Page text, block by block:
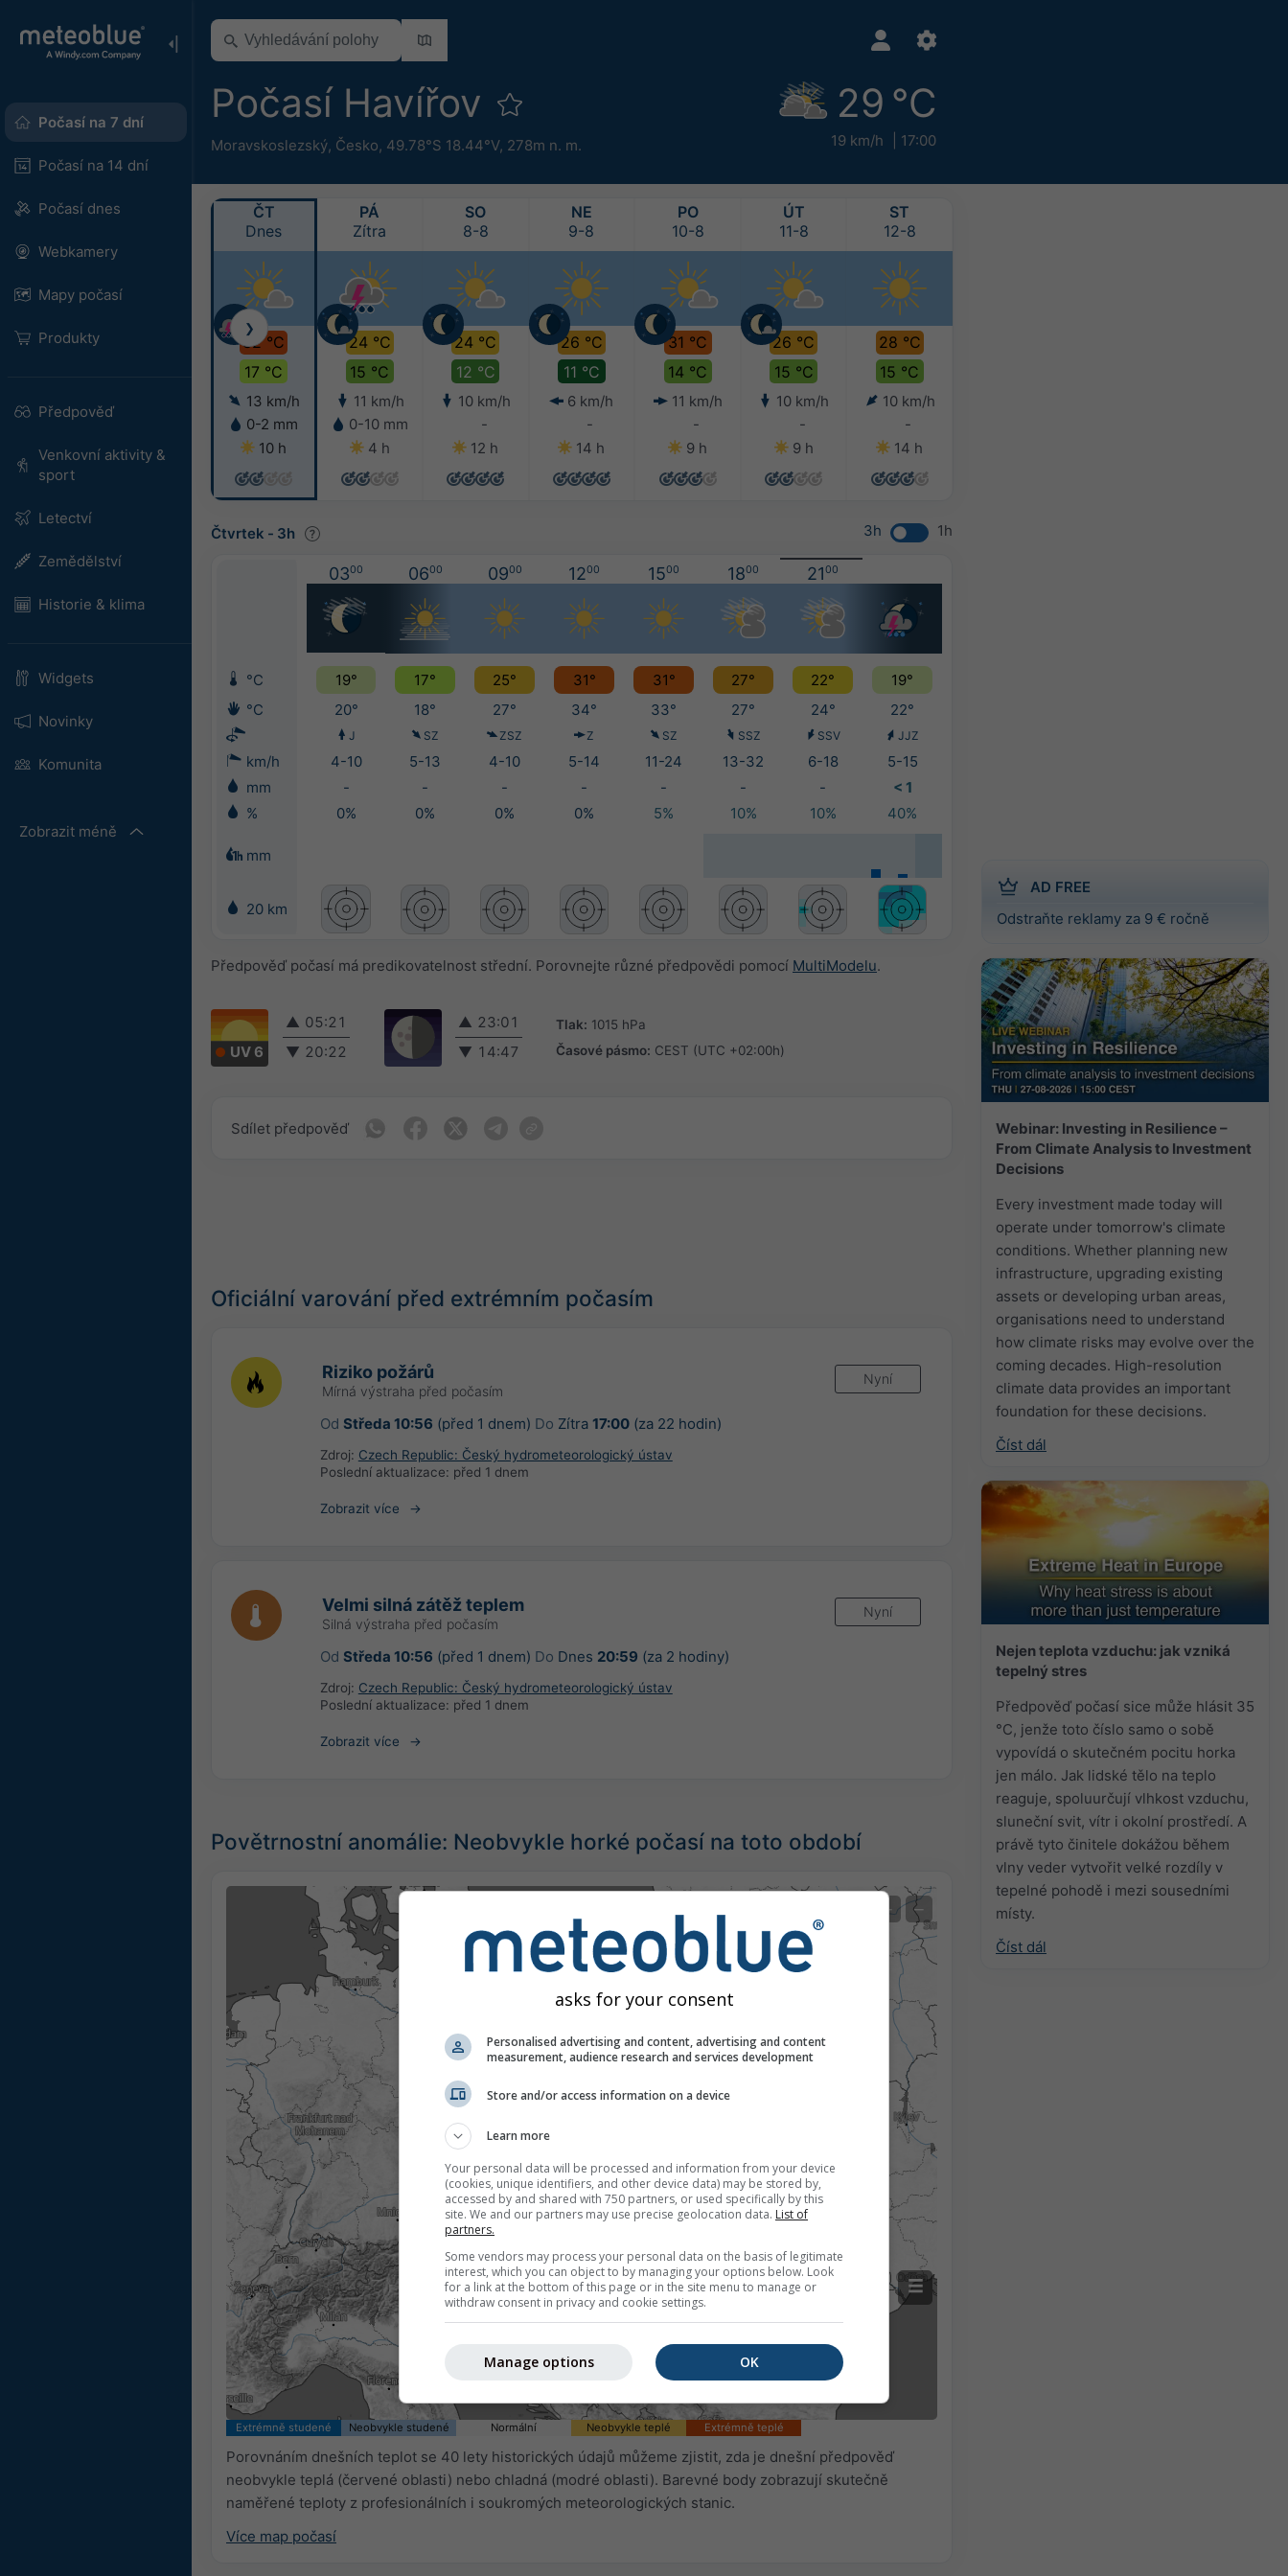
Počasí na 7 dní
Počasí na 14 dní
Počasí dnes
Webkamery
Mapy počasí
Produkty
Předpověď
Venkovní aktivity &
sport
Letectví
Zemědělství
Historie & klima
Widgets
Novinky
Komunita
Zobrazit méně
Počasí Havířov
Moravskoslezský, Česko, 49.78°S 18.44°V, 278m n. m.
29 °C
19 km/h 17:00
AD FREE
Odstraňte reklamy za 9 € ročně
Webinar: Investing in Resilience –
From Climate Analysis to Investment
Decisions
Every investment made today will
operate under tomorrow's climate
conditions. Whether planning new
infrastructure, upgrading existing
assets or developing urban areas,
organisations need to understand
how climate risks may evolve over the
coming decades. High-resolution
climate data provides an important
foundation for these decisions.
Číst dál
Nejen teplota vzduchu: jak vzniká
tepelný stres
Předpověď počasí sice může hlásit 35
°C, jenže toto číslo samo o sobě
vypovídá o skutečném pocitu horka
jen málo. Jak lidské tělo na teplo
reaguje, spoluurčují vlhkost vzduchu,
sluneční svit, vítr i okolní prostředí. A
právě tyto činitele dokážou během
vlny veder vytvořit velké rozdíly v
tepelné pohodě i mezi sousedními
místy.
Číst dál
ČT
Dnes
32 °C
17 °C
13 km/h
0-2 mm
10 h
PÁ
Zítra
24 °C
15 °C
11 km/h
0-10 mm
4 h
SO
8-8
24 °C
12 °C
10 km/h
-
12 h
NE
9-8
26 °C
11 °C
6 km/h
-
14 h
PO
10-8
31 °C
14 °C
11 km/h
-
9 h
ÚT
11-8
26 °C
15 °C
10 km/h
-
9 h
ST
12-8
28 °C
15 °C
10 km/h
-
14 h
❯
Čtvrtek - 3h 3h 1h
0300 0600 0900 1200 1500 1800 2100
°C 19° 17° 25° 31° 31° 27° 22°
19°
°C
20° 18° 27° 34° 33° 27° 24° 22°
J SZ ZSZ Z SZ SSZ SSV JJZ
km/h 4-10 5-13 4-10 5-14 11-24 13-32 6-18
5-15
mm
- - - - - - -
< 1
%
0% 0% 0% 0% 5% 10% 10% 40%
mm
20 km
Předpověď počasí má predikovatelnost střední. Porovnejte různé předpovědi pomocí MultiModelu.
UV 6
▲ 05:21
▼ 20:22
▲ 23:01
▼ 14:47
Tlak: 1015 hPa
Časové pásmo: CEST (UTC +02:00h)
Sdílet předpověď
Oficiální varování před extrémním počasím
Riziko požárů
Mírná výstraha před počasím
Nyní
Od Středa 10:56 (před 1 dnem) Do Zítra 17:00(za 22 hodin)
Zdroj: Czech Republic: Český hydrometeorologický ústav
Poslední aktualizace: před 1 dnem
Zobrazit více
Velmi silná zátěž teplem
Silná výstraha před počasím
Nyní
Od Středa 10:56 (před 1 dnem) Do Dnes 20:59 (za 2 hodiny)
Zdroj: Czech Republic: Český hydrometeorologický ústav
Poslední aktualizace: před 1 dnem
Zobrazit více
Povětrnostní anomálie: Neobvykle horké počasí na toto období
Pozorovaná teplota
Extrémní předpověď
+ −
Extrémně studené Neobvykle studené Normální Neobvykle teplé Extrémně teplé
Porovnáním dnešních teplot se 40 lety historických údajů můžeme zjistit, zda je dnešní předpověď
neobvykle teplá (červené oblasti) nebo chladná (modré oblasti). Barevné body zobrazují skutečně
naměřené teploty z profesionálních i soukromých meteorologických stanic.
Více map počasí
asks for your consent
Personalised advertising and content, advertising and content
measurement, audience research and services development
Store and/or access information on a device
Learn more
Your personal data will be processed and information from your device
(cookies, unique identifiers, and other device data) may be stored by,
accessed by and shared with 750 partners, or used specifically by this
site. We and our partners may use precise geolocation data. List of
partners.
Some vendors may process your personal data on the basis of legitimate
interest, which you can object to by managing your options below. Look
for a link at the bottom of this page or in the site menu to manage or
withdraw consent in privacy and cookie settings.
OK
Manage options